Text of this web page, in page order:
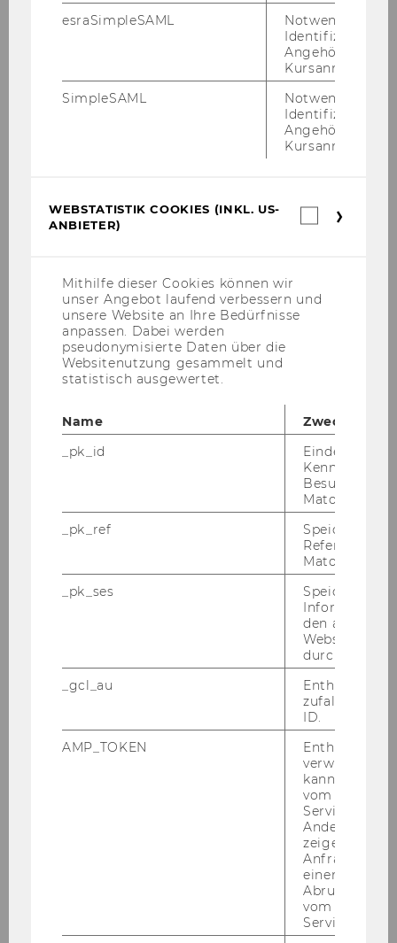
Christian Grünhaus
(ehm. Schober) Wissenschaftlicher Leiter,
Senior Researcher
Arbeits- und
Forschungsschwerpunkte: Evaluation, SROI-
Altenpflege und –betreuung, Menschen mit
Behinderung bzw. Barrierefreiheit
+43 1 31336 5888
Bich Diem Thy Nguyen
Aufgaben:
Arbeitsmarktintegration, Inklusion,
esraSimpleSAML
Notwendig zur
Identifizierung
Angehörige/r für
Kursanmeldung.
SimpleSAML
Notwendig zur
Identifizierung
Angehörige/r für
Kursanmeldung.
WEBSTATISTIK COOKIES (INKL. US-
ANBIETER)
Mithilfe dieser Cookies können wir
unser Angebot laufend verbessern und
unsere Website an Ihre Bedürfnisse
anpassen. Dabei werden
pseudonymisierte Daten über die
Websitenutzung gesammelt und
statistisch ausgewertet.
Name
Zweck
_pk_id
Eindeutige
Besuchers
Matomo.
_pk_ref
Speicherung
Referrers
Matomo.
_pk_ses
Speicherung
den aktuellen
durch
_gcl_au
Enthält eine
ID.
AMP_TOKEN
Enthält ein
verwendet
kann, um
vom AMP-
Service
Andere
zeigen Opt-
Anfrage im
einen Fehler
Abrufen
vom AMP
Service an.